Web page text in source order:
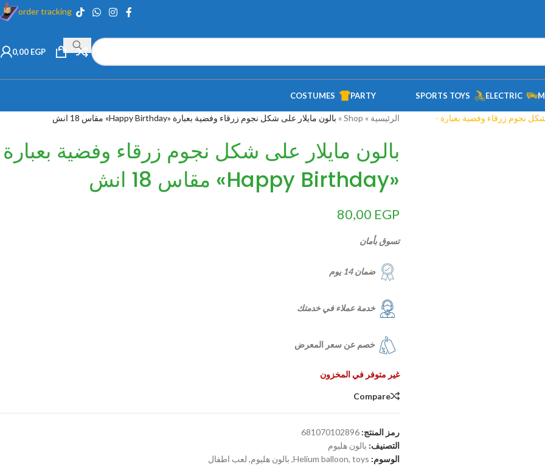
order tracking
0,00 EGP
ELECTRIC
SPORTS TOYS
PARTY
COSTUMES
الرئيسية »
Shop
» بالون مايلار على شكل نجوم زرقاء وفضية بعبارة «Happy Birthday» مقاس 18 انش
بالون مايلار على شكل نجوم زرقاء وفضية بعبارة
«Happy Birthday» مقاس 18 انش
80,00 EGP
تسوق بأمان
ضمان 14 يوم
خدمة عملاء في خدمتك
خصم عن سعر المعرض
غير متوفر في المخزون
Compare
رمز المنتج: 681070102896
التصنيف: بالون هليوم
الوسوم:
Helium balloon, toys
, بالون هليوم, لعب اطفال